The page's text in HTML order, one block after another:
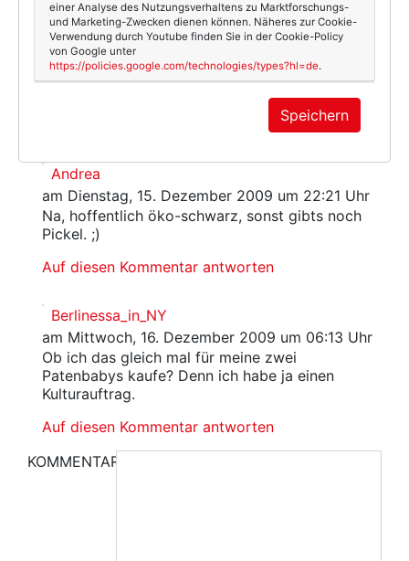
annette
am Dienstag, 15. Dezember 2009 um 11:34 Uhr
das kann ich bestätigen. die zaubermaus trägt
statt rosa lieber ein st.-pauli-shirt in größe 92.
Auf diesen Kommentar antworten
Andrea
am Dienstag, 15. Dezember 2009 um 22:21 Uhr
Na, hoffentlich öko-schwarz, sonst gibts noch
Pickel. ;)
Auf diesen Kommentar antworten
Berlinessa_in_NY
am Mittwoch, 16. Dezember 2009 um 06:13 Uhr
Ob ich das gleich mal für meine zwei
Patenbabys kaufe? Denn ich habe ja einen
Kulturauftrag.
Auf diesen Kommentar antworten
KOMMENTAR
einer Analyse des Nutzungsverhaltens zu Marktforschungs-
und Marketing-Zwecken dienen können. Näheres zur Cookie-
Verwendung durch Youtube finden Sie in der Cookie-Policy
von Google unter
https://policies.google.com/technologies/types?hl=de.
Speichern